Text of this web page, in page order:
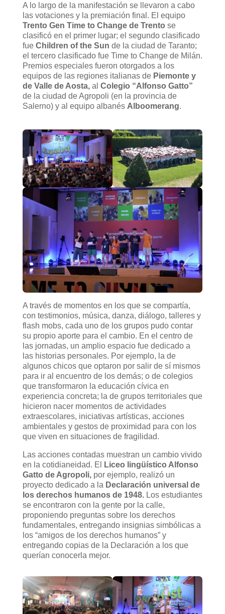
A lo largo de la manifestación se llevaron a cabo
las votaciones y la premiación final. El equipo
Trento Gen Time to Change de Trento se
clasificó en el primer lugar; el segundo clasificado
fue Children of the Sun de la ciudad de Taranto;
el tercero clasificado fue Time to Change de Milán.
Premios especiales fueron otorgados a los
equipos de las regiones italianas de Piemonte y
de Valle de Aosta,al Colegio “Alfonso Gatto”
de la ciudad de Agropoli (en la provincia de
Salerno) y al equipo albanés Alboomerang.
A través de momentos en los que se compartía,
con testimonios, música, danza, diálogo, talleres y
flash mobs, cada uno de los grupos pudo contar
su propio aporte para el cambio. En el centro de
las jornadas, un amplio espacio fue dedicado a
las historias personales. Por ejemplo, la de
algunos chicos que optaron por salir de sí mismos
para ir al encuentro de los demás; o de colegios
que transformaron la educación cívica en
experiencia concreta; la de grupos territoriales que
hicieron nacer momentos de actividades
extraescolares, iniciativas artísticas, acciones
ambientales y gestos de proximidad para con los
que viven en situaciones de fragilidad.
Las acciones contadas muestran un cambio vivido
en la cotidianeidad. El
Liceo lingüístico Alfonso
Gatto de Agropoli,por ejemplo, realizó un
proyecto dedicado a la Declaración universal de
los derechos humanos de 1948.Los estudiantes
se encontraron con la gente por la calle,
proponiendo preguntas sobre los derechos
fundamentales, entregando insignias simbólicas a
los “amigos de los derechos humanos” y
entregando copias de la Declaración a los que
querían conocerla mejor.